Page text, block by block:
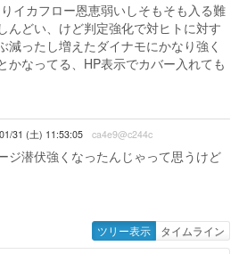
イカフロー恩恵弱いしそもそも入る難
んどい、けど判定強化で対ヒトに対す
減ったし増えたダイナモにかなり強く
かなってる、HP表示でカバー入れても
31 (土) 11:53:05 ca4e9@c244c
ジ潜伏強くなったんじゃって思うけど
ツリー表示 タイムライン